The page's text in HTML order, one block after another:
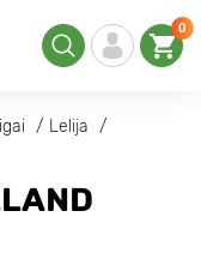
0
Lelija